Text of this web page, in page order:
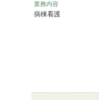
業務内容
病棟看護